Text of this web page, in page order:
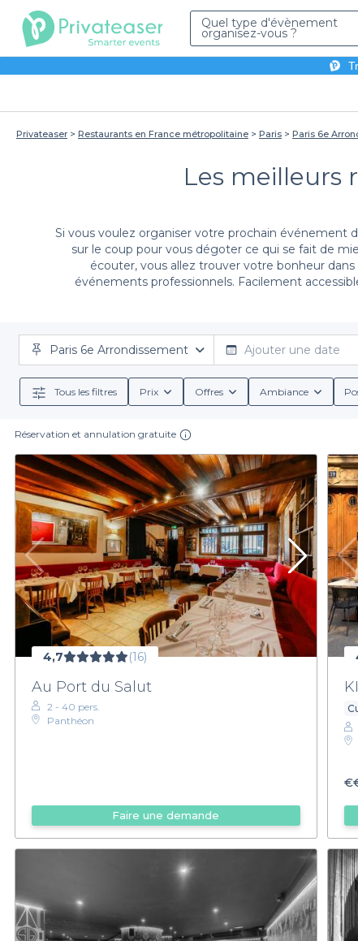
Quel type d'évènement
organisez-vous ?
Privateaser Restaurants en France métropolitaine Paris Paris 6e
Les meilleurs
Si vous voulez organiser votre prochain événement
sur le coup pour vous dégoter ce qui se fait de
écouter, vous allez trouver votre bonheur
événements professionnels. Facilement
française. La Ville Lumière fourmille de lieux
Paris 6e Arrondissement Ajouter une date
Tous les filtres Prix Offres Ambiance
Réservation et annulation gratuite
4,7 (16)
Au Port du Salut
2 - 40 pers.
Panthéon
Faire une demande